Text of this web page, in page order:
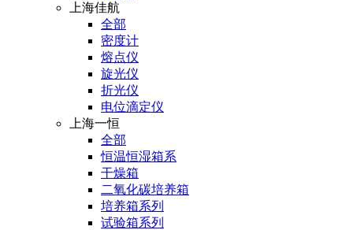
上海佳航
全部
密度计
熔点仪
旋光仪
折光仪
电位滴定仪
上海一恒
全部
恒温恒湿箱系
干燥箱
二氧化碳培养箱
培养箱系列
试验箱系列